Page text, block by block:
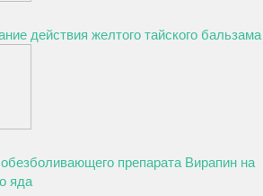
действия желтого тайского бальзама
препарата Вирапин на
яда